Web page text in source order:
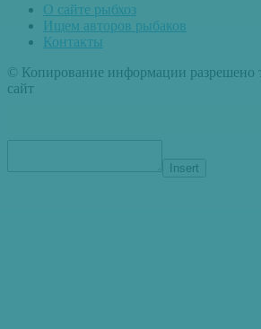
О сайте рыбхоз
Ищем авторов рыбаков
Контакты
© Копирование информации разрешено
сайт
Insert